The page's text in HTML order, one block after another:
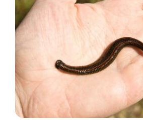
PLANIFICA TU VIAJE